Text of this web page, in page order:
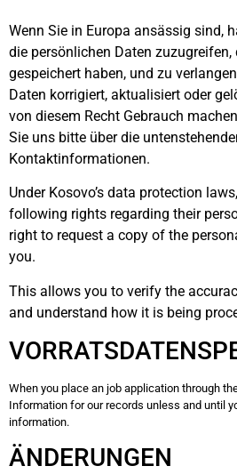
Wenn Sie in Europa ansässig sind,
die persönlichen Daten zuzugreifen,
gespeichert haben, und zu
Daten korrigiert, aktualisiert oder
von diesem Recht Gebrauch
Sie uns bitte über die
Kontaktinformationen.
Under Kosovo’s data protection
following rights regarding their
right to request a copy of the
you.
This allows you to verify the
and understand how it is being
When you place an job application through
Information for our records unless and until
information.
ÄNDERUNGEN